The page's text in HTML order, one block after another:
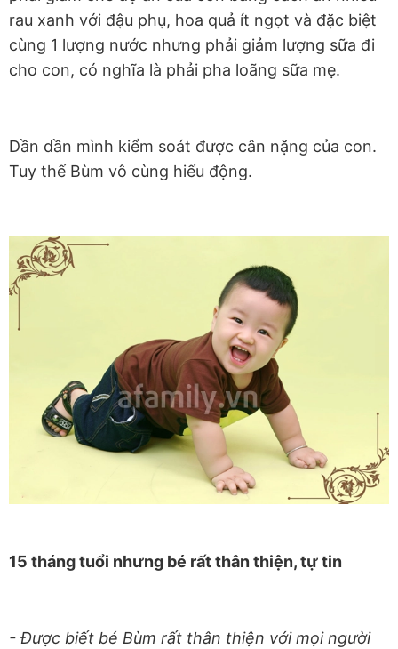
rau xanh với đậu phụ, hoa quả ít ngọt và đặc biệt
cùng 1 lượng nước nhưng phải giảm lượng sữa đi
cho con, có nghĩa là phải pha loãng sữa mẹ.
Dần dần mình kiểm soát được cân nặng của con.
Tuy thế Bùm vô cùng hiếu động.
15 tháng tuổi nhưng bé rất thân thiện, tự tin
- Được biết bé Bùm rất thân thiện với mọi người